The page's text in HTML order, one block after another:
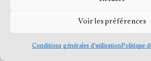
Voir les préférences
Conditions générales d’utilisationPolitique